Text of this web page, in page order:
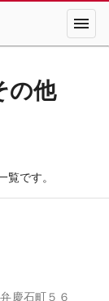
menu
の他
です。
慶石町５６